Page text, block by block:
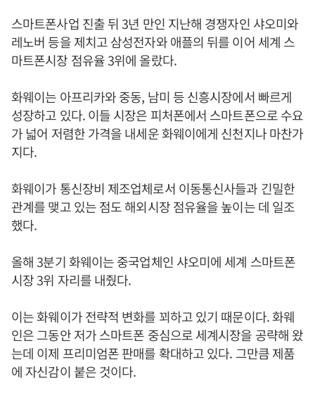
스마트폰사업 진출 뒤 3년 만인 지난해 경쟁자인 샤오미와
레노버 등을 제치고 삼성전자와 애플의 뒤를 이어 세계 스
마트폰시장 점유율 3위에 올랐다.
화웨이는 아프리카와 중동, 남미 등 신흥시장에서 빠르게
성장하고 있다. 이들 시장은 피처폰에서 스마트폰으로 수요
가 넓어 저렴한 가격을 내세운 화웨이에게 신천지나 마찬가
지다.
화웨이가 통신장비 제조업체로서 이동통신사들과 긴밀한
관계를 맺고 있는 점도 해외시장 점유율을 높이는 데 일조
했다.
올해 3분기 화웨이는 중국업체인 샤오미에 세계 스마트폰
시장 3위 자리를 내줬다.
이는 화웨이가 전략적 변화를 꾀하고 있기 때문이다. 화웨
인은 그동안 저가 스마트폰 중심으로 세계시장을 공략해 왔
는데 이제 프리미엄폰 판매를 확대하고 있다. 그만큼 제품
에 자신감이 붙은 것이다.